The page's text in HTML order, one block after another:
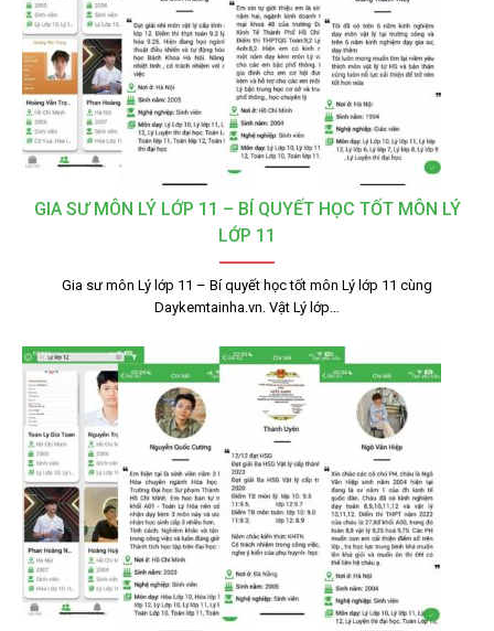
GIA SƯ MÔN LÝ LỚP 11 – BÍ QUYẾT HỌC TỐT MÔN LÝ
LỚP 11
Gia sư môn Lý lớp 11 – Bí quyết học tốt môn Lý lớp 11 cùng
Daykemtainha.vn. Vật Lý lớp…